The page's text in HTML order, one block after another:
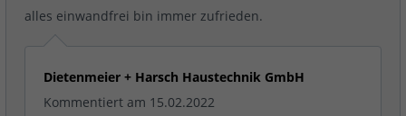
alles einwandfrei bin immer zufrieden.
Dietenmeier + Harsch Haustechnik GmbH
Kommentiert am 15.02.2022